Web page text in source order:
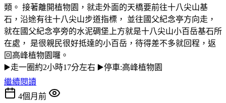
類。 接著離開植物園，就走外面的天橋要前往十八尖山基
石，沿途有往十八尖山步道指標， 並往國父紀念亭方向走，
就在國父紀念亭旁的水泥碉堡上方就是十八尖山小百岳基石所
在處， 是很親民很好抵達的小百岳，待得差不多就回程，返
回高峰植物園囉。
▶️走一圈約2小時17分左右 ▶️停車:高峰植物園
繼續閱讀
4個月前